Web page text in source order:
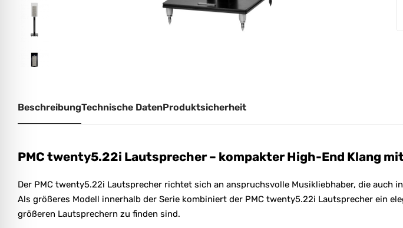
BeschreibungTechnische DatenProduktsicherheit
PMC twenty5.22i Lautsprecher – kompakter High-End Klang
Der PMC twenty5.22i Lautsprecher richtet sich an anspruchsvolle Musikliebhaber, die
Als größeres Modell innerhalb der Serie kombiniert der PMC twenty5.22i Lautsprecher ein
größeren Lautsprechern zu finden sind.